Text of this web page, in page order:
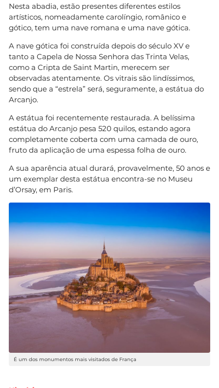
Nesta abadia, estão presentes diferentes estilos
artísticos, nomeadamente carolíngio, românico e
gótico, tem uma nave romana e uma nave gótica.
A nave gótica foi construída depois do século XV e
tanto a Capela de Nossa Senhora das Trinta Velas,
como a Cripta de Saint Martin, merecem ser
observadas atentamente. Os vitrais são lindíssimos,
sendo que a “estrela” será, seguramente, a estátua do
Arcanjo.
A estátua foi recentemente restaurada. A belíssima
estátua do Arcanjo pesa 520 quilos, estando agora
completamente coberta com uma camada de ouro,
fruto da aplicação de uma espessa folha de ouro.
A sua aparência atual durará, provavelmente, 50 anos e
um exemplar desta estátua encontra-se no Museu
d’Orsay, em Paris.
É um dos monumentos mais visitados de França